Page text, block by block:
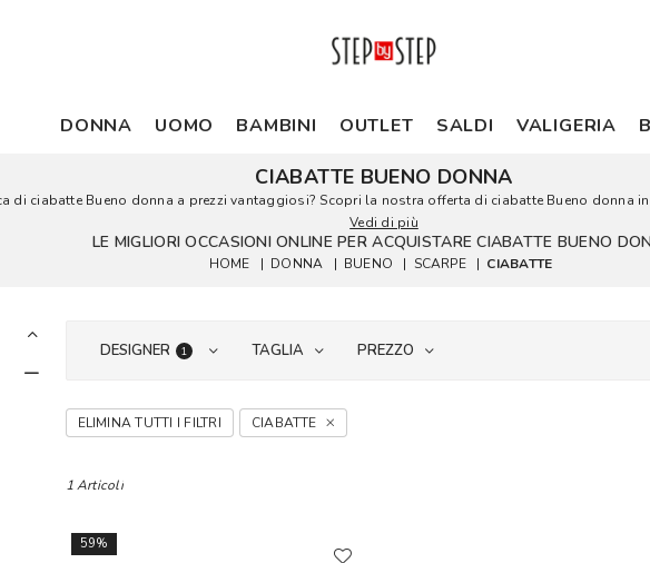
DONNA UOMO BAMBINI OUTLET SALDI VALIGERIA
CIABATTE BUENO DONNA
di ciabatte Bueno donna a prezzi vantaggiosi? Scopri la nostra offerta di ciabatte Bueno donna
Vedi di più
LE MIGLIORI OCCASIONI ONLINE PER ACQUISTARE CIABATTE BUENO
HOME | DONNA | BUENO | SCARPE | CIABATTE
DESIGNER 1 TAGLIA PREZZO
ELIMINA TUTTI I FILTRI CIABATTE
1 Articoli
59%